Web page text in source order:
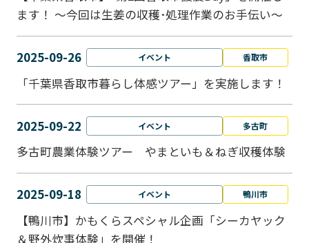
ます！ ～今回は生姜の収穫･処理作業のお手伝い～
2025-09-26 イベント 香取市
「千葉県香取市暮らし体感ツアー」を実施します！
2025-09-22 イベント 多古町
多古町農業体験ツアー やまといも＆ねぎ収穫体験
2025-09-18 イベント 鴨川市
【鴨川市】かもくらスペシャル企画「シーカヤック
＆野外炊事体験」を開催！